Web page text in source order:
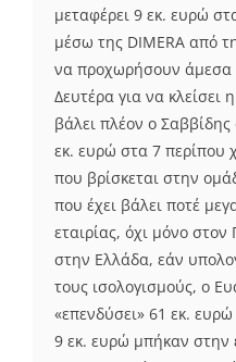
μεταφέρει 9 εκ. ευρώ
μέσω της DIMERA από
να προχωρήσουν άμεσα
Δευτέρα για να
βάλει πλέον ο
εκ. ευρώ στα 7 περίπου
που βρίσκεται στην
που έχει βάλει ποτέ
εταιρίας, όχι μόνο
στην Ελλάδα, εάν
τους ισολογισμούς, ο
«επενδύσει» 61 εκ.
9 εκ. ευρώ μπήκαν στην